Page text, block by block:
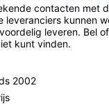
contacten met
leveranciers kunnen
leveren. Bel
kunt vinden.
2002